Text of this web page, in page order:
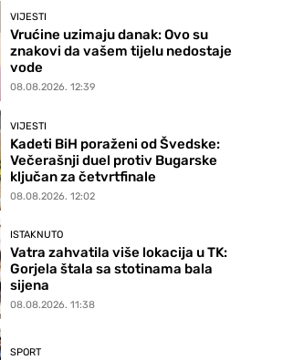
VIJESTI
Vrućine uzimaju danak: Ovo su
znakovi da vašem tijelu nedostaje
vode
08.08.2026. 12:39
VIJESTI
Kadeti BiH poraženi od Švedske:
Večerašnji duel protiv Bugarske
ključan za četvrtfinale
08.08.2026. 12:02
ISTAKNUTO
Vatra zahvatila više lokacija u TK:
Gorjela štala sa stotinama bala
sijena
08.08.2026. 11:38
SPORT